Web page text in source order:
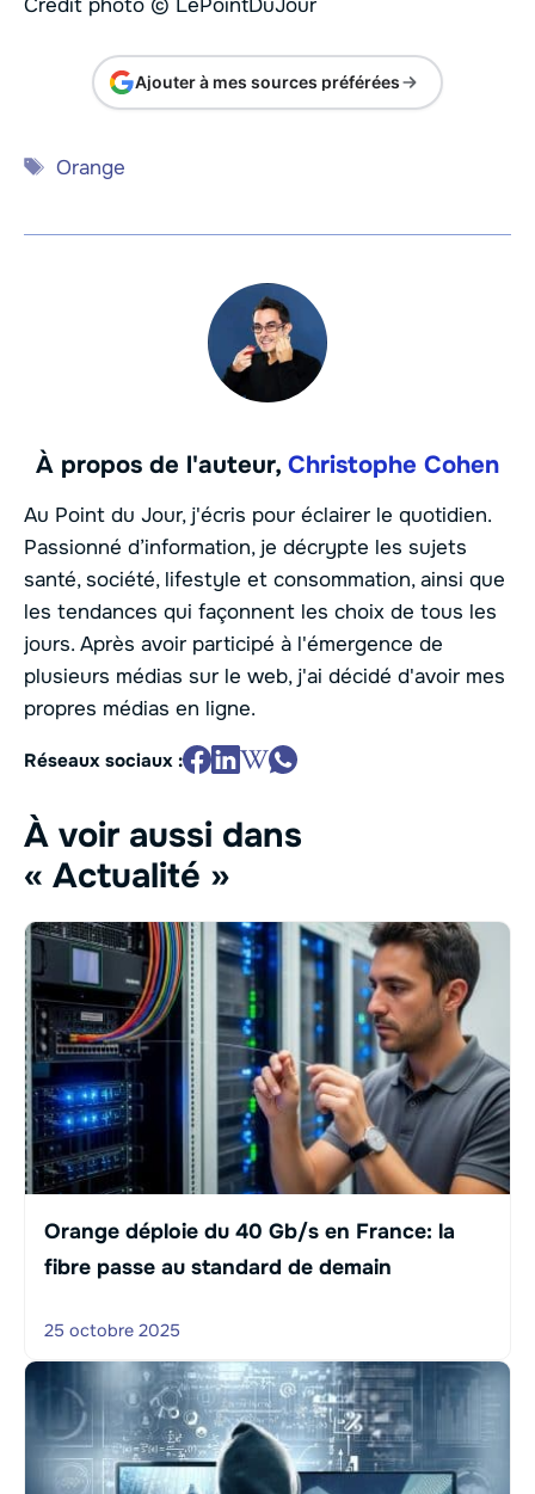
Ajouter à mes sources préférées
Étiquettes
Orange
À propos de l'auteur, Christophe Cohen
Au Point du Jour, j'écris pour éclairer le quotidien.
Passionné d’information, je décrypte les sujets
santé, société, lifestyle et consommation, ainsi que
les tendances qui façonnent les choix de tous les
jours. Après avoir participé à l'émergence de
plusieurs médias sur le web, j'ai décidé d'avoir mes
propres médias en ligne.
Réseaux sociaux :
À voir aussi dans
« Actualité »
Orange déploie du 40 Gb/s en France: la
fibre passe au standard de demain
25 octobre 2025